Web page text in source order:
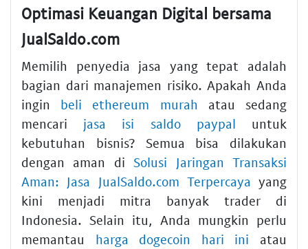
Optimasi Keuangan Digital bersama
JualSaldo.com
Memilih penyedia jasa yang tepat adalah
bagian dari manajemen risiko. Apakah Anda
ingin beli ethereum murah atau sedang
mencari jasa isi saldo paypal untuk
kebutuhan bisnis? Semua bisa dilakukan
dengan aman diSolusi Jaringan Transaksi
Aman: Jasa JualSaldo.com Terpercaya yang
kini menjadi mitra banyak trader di
Indonesia. Selain itu, Anda mungkin perlu
memantau harga dogecoin hari ini atau